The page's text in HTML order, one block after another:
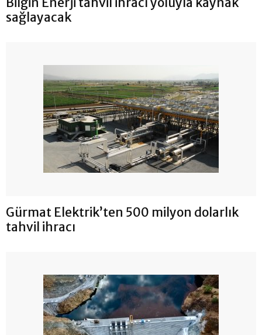
sağlayacak
Gürmat Elektrik’ten 500 milyon dolarlık
tahvil ihracı